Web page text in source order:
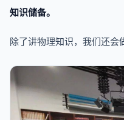
知识储备。
除了讲物理知识，我们还会